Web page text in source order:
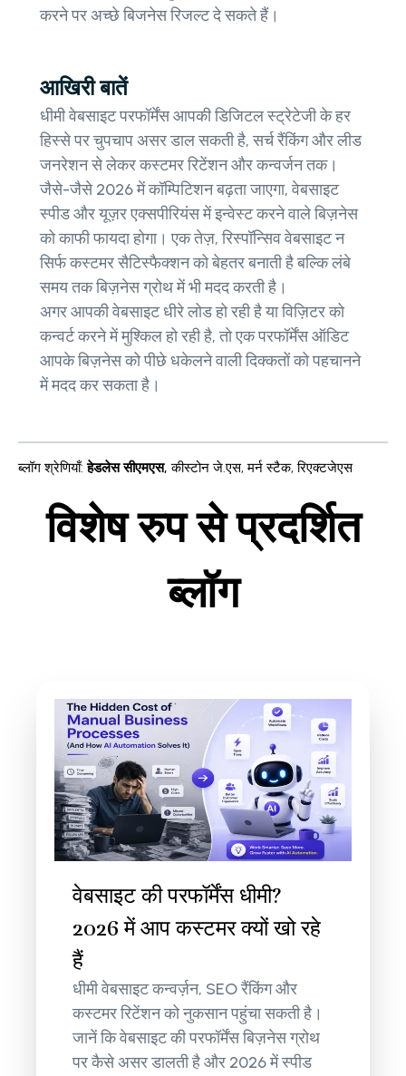
करने पर अच्छे बिजनेस रिजल्ट दे सकते हैं।
आखिरी बातें
धीमी वेबसाइट परफॉर्मेंस आपकी डिजिटल स्ट्रेटेजी के हर
हिस्से पर चुपचाप असर डाल सकती है, सर्च रैंकिंग और लीड
जनरेशन से लेकर कस्टमर रिटेंशन और कन्वर्जन तक।
जैसे-जैसे 2026 में कॉम्पिटिशन बढ़ता जाएगा, वेबसाइट
स्पीड और यूज़र एक्सपीरियंस में इन्वेस्ट करने वाले बिज़नेस
को काफी फायदा होगा। एक तेज़, रिस्पॉन्सिव वेबसाइट न
सिर्फ कस्टमर सैटिस्फैक्शन को बेहतर बनाती है बल्कि लंबे
समय तक बिज़नेस ग्रोथ में भी मदद करती है।
अगर आपकी वेबसाइट धीरे लोड हो रही है या विज़िटर को
कन्वर्ट करने में मुश्किल हो रही है, तो एक परफॉर्मेंस ऑडिट
आपके बिज़नेस को पीछे धकेलने वाली दिक्कतों को पहचानने
में मदद कर सकता है।
ब्लॉग श्रेणियाँ: हेडलेस सीएमएस, कीस्टोन जे.एस,मर्न स्टैक,रिएक्टजेएस
विशेष रुप से प्रदर्शित
ब्लॉग
वेबसाइट की परफॉर्मेंस धीमी?
2026 में आप कस्टमर क्यों खो रहे
हैं
धीमी वेबसाइट कन्वर्ज़न, SEO रैंकिंग और
कस्टमर रिटेंशन को नुकसान पहुंचा सकती है।
जानें कि वेबसाइट की परफॉर्मेंस बिज़नेस ग्रोथ
पर कैसे असर डालती है और 2026 में स्पीड